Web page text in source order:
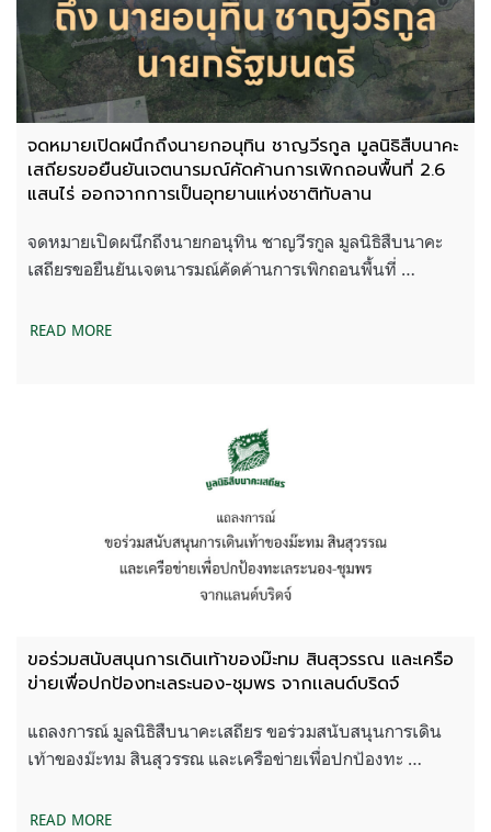
จดหมายเปิดผนึกถึงนายกอนุทิน ชาญวีรกูล มูลนิธิสืบนาคะ
เสถียรขอยืนยันเจตนารมณ์คัดค้านการเพิกถอนพื้นที่ 2.6
แสนไร่ ออกจากการเป็นอุทยานแห่งชาติทับลาน
จดหมายเปิดผนึกถึงนายกอนุทิน ชาญวีรกูล มูลนิธิสืบนาคะ
เสถียรขอยืนยันเจตนารมณ์คัดค้านการเพิกถอนพื้นที่ …
READ MORE
ขอร่วมสนับสนุนการเดินเท้าของม๊ะทม สินสุวรรณ และเครือ
ข่ายเพื่อปกป้องทะเลระนอง-ชุมพร จากเเลนด์บริดจ์
แถลงการณ์ มูลนิธิสืบนาคะเสถียร ขอร่วมสนับสนุนการเดิน
เท้าของม๊ะทม สินสุวรรณ และเครือข่ายเพื่อปกป้องทะ …
READ MORE